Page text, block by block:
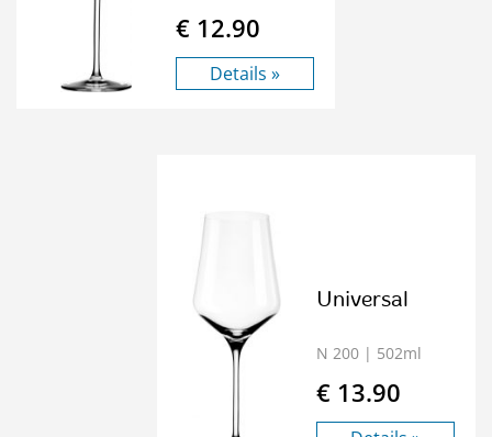
€ 12.90
Details »
Universal
N 200 | 502ml
€ 13.90